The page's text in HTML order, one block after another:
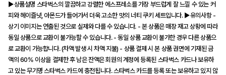
▶상품설명 스타벅스의 깔끔하고 강렬한 에스프레소를 가장 부드럽게 잘 느낄 수 있는 커
피와 헤이즐넛, 아몬드가 들어가서 더욱 고소한 맛의 너티 쿠키 세트입니다. ▶유의사항 -
상기 이미지는 연출된 것으로 실제와 다를 수 있습니다. - 본 상품은 매장 재고 상황에 따라
동일 상품으로 교환이 불가능할 수 있습니다. - 동일 상품 교환이 불가한 경우 다른 상품으
로 교환이 가능합니다. (차액 발생 시 차액 지불) - 상품 결제 시 본 상품 권면에 기재된 금
액의 60% 이상을 결제한 후 남은 잔액은 회원의 계정에 등록된 스타벅스 카드나 보유하
고 있는 무기명 스타벅스 카드에 충전됩니다. 스타벅스 카드를 등록 또는 보유하고 있지 않